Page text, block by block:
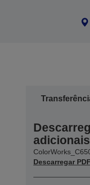
adicionais
Descarregar PDF